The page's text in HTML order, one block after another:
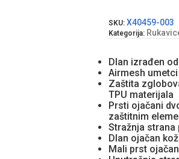
SKU: X40459-003
Kategorija:
Dlan izrađen
Airmesh
Zaštita
TPU materijala
Prsti ojačani
zaštitnim
Stražnja strana
Dlan ojačan
Mali prst